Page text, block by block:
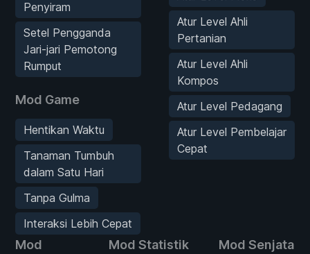
Penyiram
Setel Pengganda
Jari-jari Pemotong
Rumput
Mod Game
Hentikan Waktu
Tanaman Tumbuh
dalam Satu Hari
Tanpa Gulma
Interaksi Lebih Cepat
Atur Level Ahli
Pertanian
Atur Level Ahli
Kompos
Atur Level Pedagang
Atur Level Pembelajar
Cepat
Mod
Mod Statistik Mod Senjata